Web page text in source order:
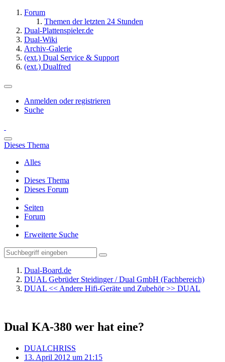
Forum
Themen der letzten 24 Stunden
Dual-Plattenspieler.de
Dual-Wiki
Archiv-Galerie
(ext.) Dual Service & Support
(ext.) Dualfred
Anmelden oder registrieren
Suche
Dieses Thema
Alles
Dieses Thema
Dieses Forum
Seiten
Forum
Erweiterte Suche
Dual-Board.de
DUAL Gebrüder Steidinger / Dual GmbH (Fachbereich)
DUAL << Andere Hifi-Geräte und Zubehör >> DUAL
Dual KA-380 wer hat eine?
DUALCHRISS
13. April 2012 um 21:15